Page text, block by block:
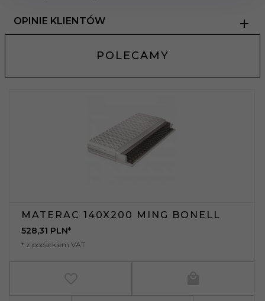
OPINIE KLIENTÓW
POLECAMY
MATERAC 140X200 MING BONELL
528,31 PLN*
* z podatkiem VAT